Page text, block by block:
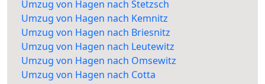
Umzug von Hagen nach Stetzsch
Umzug von Hagen nach Kemnitz
Umzug von Hagen nach Briesnitz
Umzug von Hagen nach Leutewitz
Umzug von Hagen nach Omsewitz
Umzug von Hagen nach Cotta